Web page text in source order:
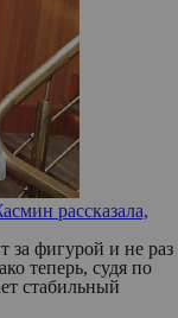
рассказала,
за фигурой и не раз
теперь, судя по
стабильный